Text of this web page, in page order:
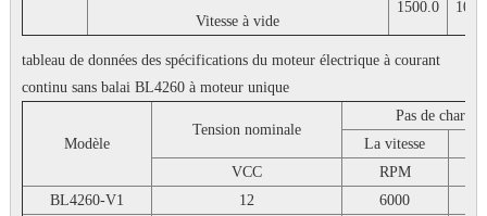
Vitesse à vide
1500.0
tableau de données des spécifications du moteur électrique à courant
continu sans balai BL4260 à moteur unique
Modèle
Tension nominale
Pas de charge
La vitesse
VCC
RPM
BL4260-V1
12 6000